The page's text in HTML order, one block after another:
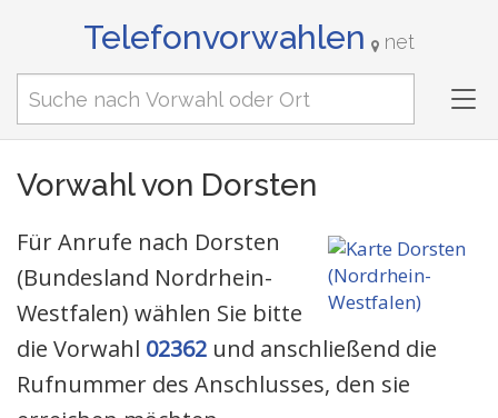
Telefonvorwahlen net
Vorwahl von Dorsten
Für Anrufe nach Dorsten
(Bundesland Nordrhein-
Westfalen) wählen Sie bitte
die Vorwahl 02362 und anschließend die
Rufnummer des Anschlusses, den sie